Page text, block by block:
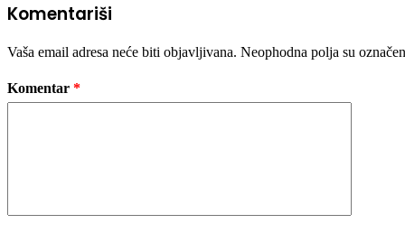
Komentariši
Vaša email adresa neće biti objavljivana. Neophodna polja su
Komentar *